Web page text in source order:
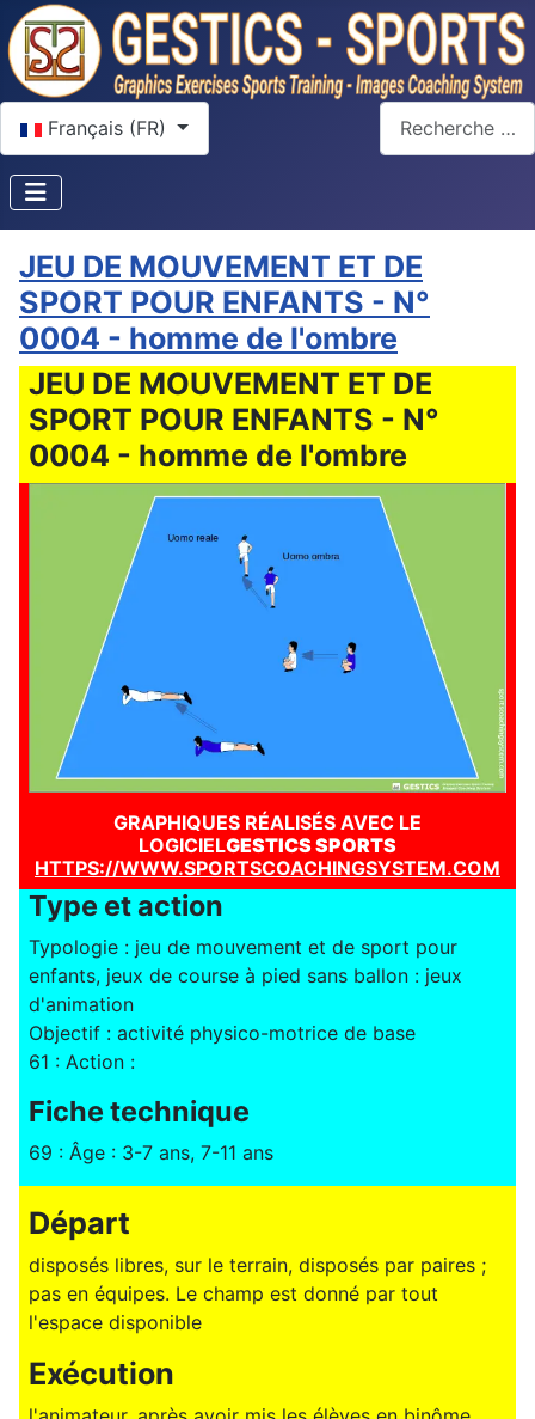
Sélectionnez votre langue
Français (FR)
Rechercher
JEU DE MOUVEMENT ET DE
SPORT POUR ENFANTS - N°
0004 - homme de l'ombre
JEU DE MOUVEMENT ET DE
SPORT POUR ENFANTS - N°
0004 - homme de l'ombre
GRAPHIQUES RÉALISÉS AVEC LE
LOGICIELGESTICS SPORTS
HTTPS://WWW.SPORTSCOACHINGSYSTEM.COM
Type et action
Typologie : jeu de mouvement et de sport pour
enfants, jeux de course à pied sans ballon : jeux
d'animation
Objectif : activité physico-motrice de base
61 : Action :
Fiche technique
69 : Âge : 3-7 ans, 7-11 ans
Départ
disposés libres, sur le terrain, disposés par paires ;
pas en équipes. Le champ est donné par tout
l'espace disponible
Exécution